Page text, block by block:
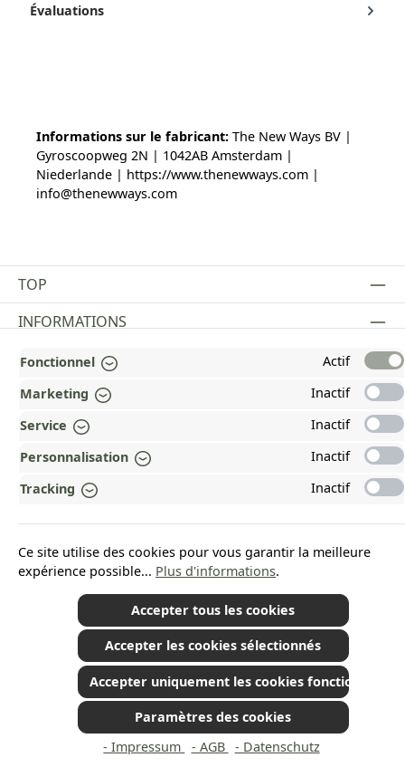
Évaluations
Informations sur le fabricant: The New Ways BV |
Gyroscoopweg 2N | 1042AB Amsterdam |
Niederlande | https://www.thenewways.com |
info@thenewways.com
TOP
Revoke a contract
INFORMATIONS
MENTIONS LÉGALES
PAYMENT AND SHIPPING METHODS
RÉCOMPENSÉ ET CERTIFIÉ !
POURQUOI HEAD&NATURE ?
*Tous les prix incluent la TVA plus les frais d'expéditionet les éventuels frais de
livraison, sauf indication contraire.
© 2026 Plamundo GmbH - All Rights Reserved. Theme by ThemeWare®
Fonctionnel
Actif
Marketing
Inactif
Service
Inactif
Personnalisation
Inactif
Tracking
Inactif
Ce site utilise des cookies pour vous garantir la meilleure
expérience possible... Plus d'informations.
Accepter tous les cookies
Accepter les cookies sélectionnés
Accepter uniquement les cookies fonctionnels
Paramètres des cookies
- Impressum
- AGB - Datenschutz